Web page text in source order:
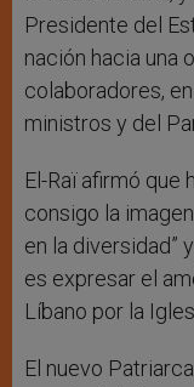
Presidente del
nación hacia una
colaboradores,
ministros y del
El-Raï afirmó que
consigo la
en la diversidad”
es expresar el
Líbano por la
El nuevo